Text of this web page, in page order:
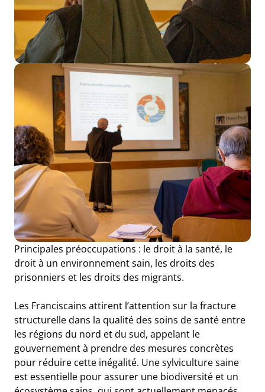
Principales préoccupations : le droit à la santé, le
droit à un environnement sain, les droits des
prisonniers et les droits des migrants.
Les Franciscains attirent l’attention sur la fracture
structurelle dans la qualité des soins de santé entre
les régions du nord et du sud, appelant le
gouvernement à prendre des mesures concrètes
pour réduire cette inégalité. Une sylviculture saine
est essentielle pour assurer une biodiversité et un